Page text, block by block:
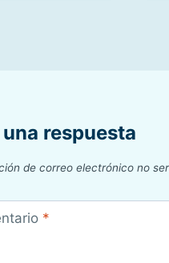
una respuesta
de correo electrónico no
*